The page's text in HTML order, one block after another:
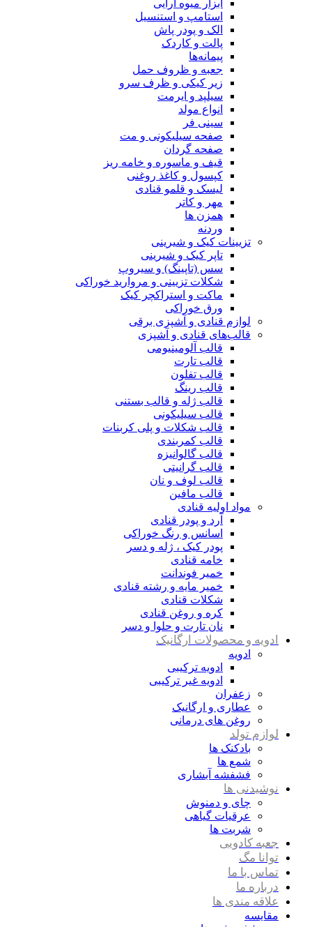
ابزار میوه آرایی
استامپ و استنسیل
الک و پودر پاش
پالت و کاردک
پیمانه‌ها
جعبه و ظروف حمل
زیر کیکی و ظرف سرو
سیلپد و ایرمت
انواع مولد
سینی فر
صفحه سیلیکونی و مت
صفحه گردان
قیف و ماسوره و خامه ریز
کپسول و کاغذ روغنی
لیسک و قلمو قنادی
مهر و کاتر
همزن ها
وردنه
تزیینات کیک و شیرینی
تاپر کیک و شیرینی
سس (تاپینگ) و سیروپ
شکلات تزیینی و مروارید خوراکی
ماکت و استراکچر کیک
ورق خوراکی
لوازم قنادی و آشپزی برقی
قالب‌های قنادی و آشپزی
قالب آلومینیومی
قالب تارت
قالب تفلون
قالب رینگ
قالب ژله و قالب بستنی
قالب سیلیکونی
قالب شکلات و پلی کربنات
قالب کمربندی
قالب گالوانیزه
قالب گرانیتی
قالب لوف و نان
قالب مافین
مواد اولیه قنادی
آرد و پودر قنادی
اسانس و رنگ خوراکی
پودر کیک ، ژله و دسر
خامه قنادی
خمیر فوندانت
خمیر مایه و رشته قنادی
شکلات قنادی
کره و روغن قنادی
نان تارت و حلوا و دسر
ادویه و محصولات ارگانیک
ادویه
ادویه ترکیبی
ادویه غیر ترکیبی
زعفران
عطاری و ارگانیک
روغن های درمانی
لوازم تولد
بادکنک ها
شمع ها
فشفشه آبشاری
نوشیدنی ها
چای و دمنوش
عرقیات گیاهی
شربت ها
جعبه کادویی
توانا مگ
تماس با ما
درباره ما
علاقه مندی ها
مقایسه